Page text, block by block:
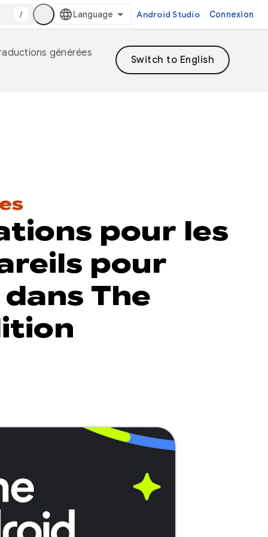
/ Android Studio Connexion
générées
pour les
pour
The